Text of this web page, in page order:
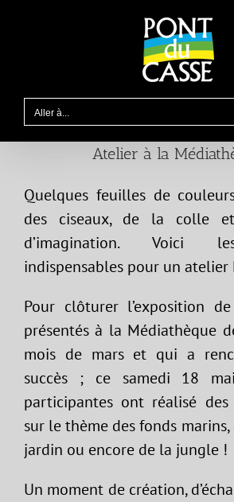
Aller à...
Atelier à la
Quelques feuilles de
des ciseaux, de la colle
d’imagination. Voici
indispensables pour un atelier
Pour clôturer l’exposition de
présentés à la Médiathèque
mois de mars et qui a
succès ; ce samedi 18
participantes ont réalisé des
sur le thème des fonds
jardin ou encore de la jungle !
Un moment de création,